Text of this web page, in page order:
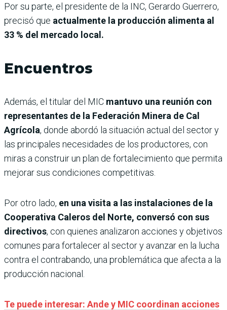
Por su parte, el presidente de la INC, Gerardo Guerrero,
precisó que actualmente la producción alimenta al
33 % del mercado local.
Encuentros
Además, el titular del MIC mantuvo una reunión con
representantes de la Federación Minera de Cal
Agrícola, donde abordó la situación actual del sector y
las principales necesidades de los productores, con
miras a construir un plan de fortalecimiento que permita
mejorar sus condiciones competitivas.
Por otro lado, en una visita a las instalaciones de la
Cooperativa Caleros del Norte, conversó con sus
directivos, con quienes analizaron acciones y objetivos
comunes para fortalecer al sector y avanzar en la lucha
contra el contrabando, una problemática que afecta a la
producción nacional.
Te puede interesar: Ande y MIC coordinan acciones